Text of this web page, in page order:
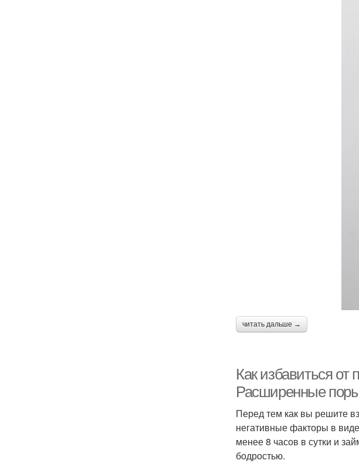
читать дальше →
Как избавиться
Расширенные
Перед тем как вы решите
негативные факторы в
менее 8 часов в сутки и
бодростью.